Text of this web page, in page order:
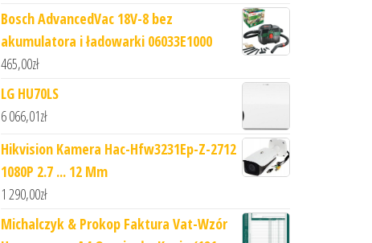
Bosch AdvancedVac 18V-8 bez
akumulatora i ładowarki 06033E1000
465,00zł
LG HU70LS
6 066,01zł
Hikvision Kamera Hac-Hfw3231Ep-Z-2712
1080P 2.7 ... 12 Mm
1 290,00zł
Michalczyk & Prokop Faktura Vat-Wzór